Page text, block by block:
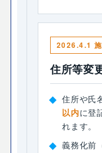
2026.4.1
住所等変
住所や氏
以内に登
れます。
義務化前